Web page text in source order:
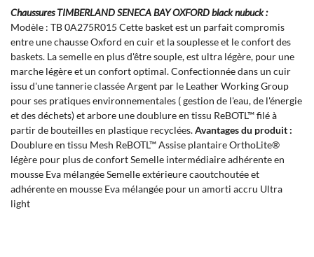
Chaussures TIMBERLAND SENECA BAY OXFORDblack nubuck:
Modèle : TB 0A275R015 Cette basket est un parfait compromis
entre une chausse Oxford en cuir et la souplesse et le confort des
baskets. La semelle en plus d'être souple, est ultra légère, pour une
marche légère et un confort optimal. Confectionnée dans un cuir
issu d'une tannerie classée Argent par le Leather Working Group
pour ses pratiques environnementales ( gestion de l'eau, de l'énergie
et des déchets) et arbore une doublure en tissu ReBOTL™ filé à
partir de bouteilles en plastique recyclées.Avantages du produit :
Doublure en tissu Mesh ReBOTL™ Assise plantaire OrthoLite®
légère pour plus de confort Semelle intermédiaire adhérente en
mousse Eva mélangée Semelle extérieure caoutchoutée et
adhérente en mousse Eva mélangée pour un amorti accru Ultra
light